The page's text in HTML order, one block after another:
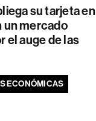
su tarjeta en
un mercado
el auge de las
ECONÓMICAS